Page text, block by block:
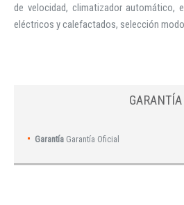
de velocidad, climatizador automático,
eléctricos y calefactados, selección
GARANTÍA
Garantía Garantía Oficial